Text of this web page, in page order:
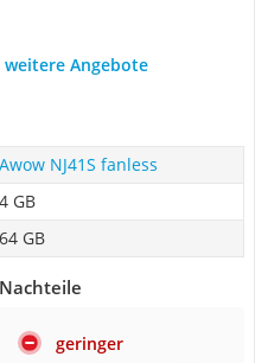
Angebote
Awow NJ41S fanless
4 GB
64 GB
Nachteile
geringer